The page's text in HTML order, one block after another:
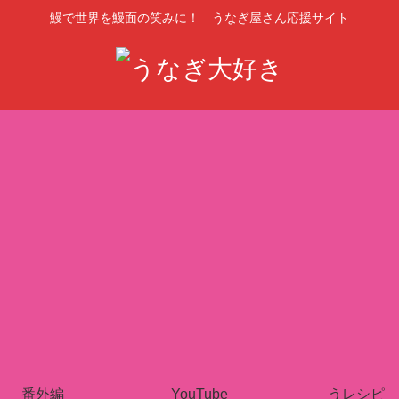
鰻で世界を鰻面の笑みに！ うなぎ屋さん応援サイト
番外編 YouTube うレシピ